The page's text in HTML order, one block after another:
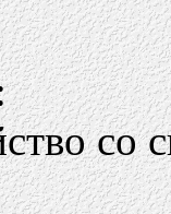
со